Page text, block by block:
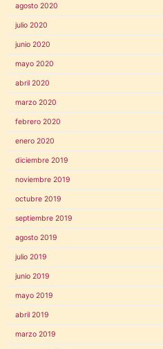
agosto 2020
julio 2020
junio 2020
mayo 2020
abril 2020
marzo 2020
febrero 2020
enero 2020
diciembre 2019
noviembre 2019
octubre 2019
septiembre 2019
agosto 2019
julio 2019
junio 2019
mayo 2019
abril 2019
marzo 2019